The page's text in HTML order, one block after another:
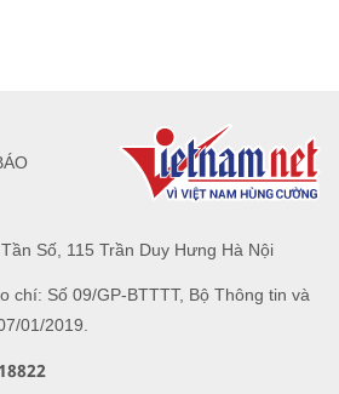
Số, 115 Trần Duy Hưng Hà Nội
chí: Số 09/GP-BTTTT, Bộ Thông tin và
01/2019.